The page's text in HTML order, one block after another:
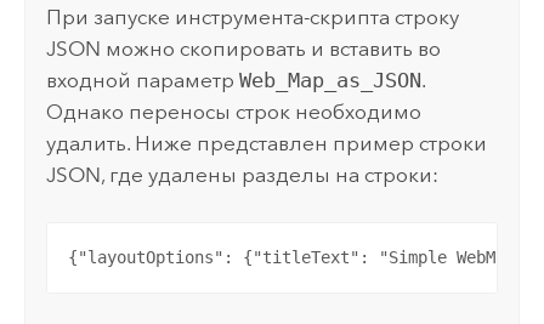
При запуске инструмента-скрипта строку
JSON можно скопировать и вставить во
входной параметрWeb_Map_as_JSON.
Однако переносы строк необходимо
удалить. Ниже представлен пример строки
JSON, где удалены разделы на строки:
{"layoutOptions": {"titleText": "Simple WebMap